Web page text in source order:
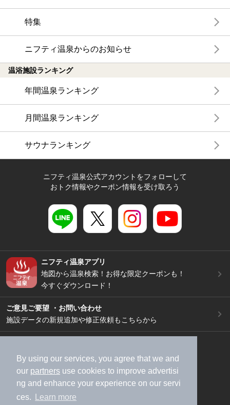
By using our services, you agree that we and
our partners use cookies to improve advertisi
ng and enhance your experience on our servi
ces.
Learn more
特集
ニフティ温泉からのお知らせ
温浴施設ランキング
年間温泉ランキング
月間温泉ランキング
サウナランキング
ニフティ温泉公式アカウントをフォローして
おトク情報やクーポン情報を受け取ろう
ニフティ温泉アプリ
地図から温泉検索！お得な限定クーポンも！
今すぐダウンロード！
ご意見ご要望 ・お問い合わせ
施設データの新規追加や修正依頼もこちらから
加盟店募集（資料請求）
広告出稿のご案内
利用規約
ライフスタイルMEMBERS+規約
特定商取引法に基づく表記
ヘルプ
採用情報
運営会社